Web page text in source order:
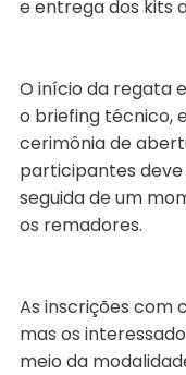
e entrega dos kits
O início da regata
o briefing técnico,
cerimônia de
participantes deve
seguida de um
os remadores.
As inscrições com
mas os
meio da